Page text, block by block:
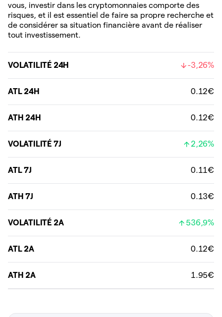
vous, investir dans les cryptomonnaies comporte des
risques, et il est essentiel de faire sa propre recherche et
de considérer sa situation financière avant de réaliser
tout investissement.
VOLATILITÉ 24H -3,26%
ATL 24H 0.12€
ATH 24H 0.12€
VOLATILITÉ 7J 2,26%
ATL 7J 0.11€
ATH 7J 0.13€
VOLATILITÉ 2A 536,9%
ATL 2A 0.12€
ATH 2A 1.95€